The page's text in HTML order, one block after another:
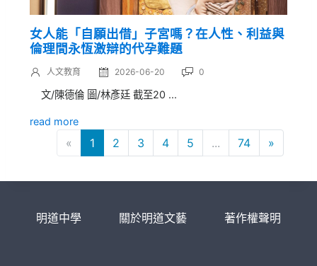
女人能「自願出借」子宮嗎？在人性、利益與
倫理間永恆激辯的代孕難題
人文教育 2026-06-20 0
文/陳德倫 圖/林彥廷 截至20 ...
read more
« 1 2 3 4 5 ... 74 »
明道中學 關於明道文藝 著作權聲明